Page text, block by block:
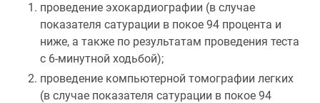
проведение эхокардиографии (в случае
показателя сатурации в покое 94 процента и
ниже, а также по результатам проведения теста
с 6-минутной ходьбой);
проведение компьютерной томографии легких
(в случае показателя сатурации в покое 94